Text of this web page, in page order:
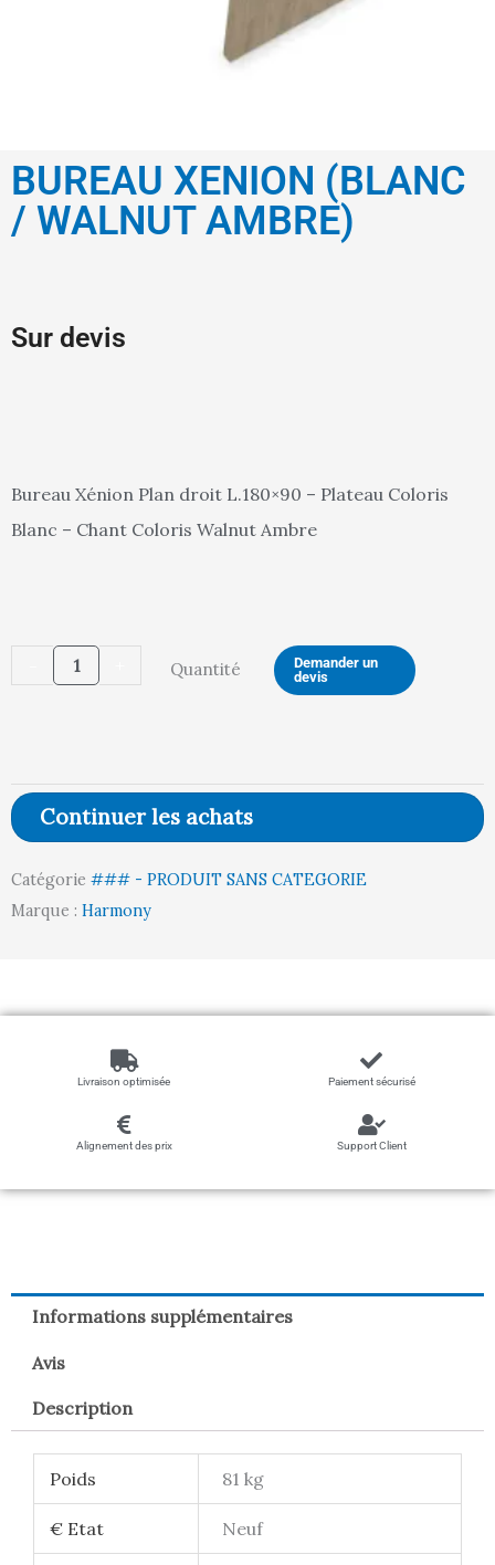
BUREAU XENION (BLANC
/ WALNUT AMBRE)
Sur devis
Bureau Xénion Plan droit L.180×90 – Plateau Coloris
Blanc – Chant Coloris Walnut Ambre
quantité
de
(BLANC
/
AMBRE)
Quantité
Demander un
devis
Continuer les achats
Catégorie ### - PRODUIT SANS CATEGORIE
Marque : Harmony
Livraison optimisée Paiement sécurisé
Alignement des prix Support Client
Informations supplémentaires
Avis
Description
Poids 81 kg
€ Etat Neuf